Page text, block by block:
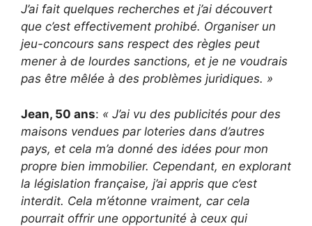
J’ai fait quelques recherches et j’ai découvert
que c’est effectivement prohibé. Organiser un
jeu-concours sans respect des règles peut
mener à de lourdes sanctions, et je ne voudrais
pas être mêlée à des problèmes juridiques. »
Jean, 50 ans: « J’ai vu des publicités pour des
maisons vendues par loteries dans d’autres
pays, et cela m’a donné des idées pour mon
propre bien immobilier. Cependant, en explorant
la législation française, j’ai appris que c’est
interdit. Cela m’étonne vraiment, car cela
pourrait offrir une opportunité à ceux qui